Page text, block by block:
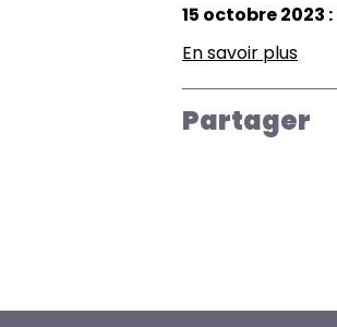
15 octobre 2023 :
En savoir plus
Partager